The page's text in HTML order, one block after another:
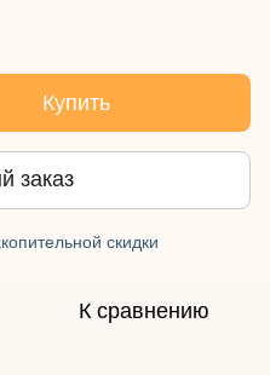
Купить
заказ
скидки
К сравнению